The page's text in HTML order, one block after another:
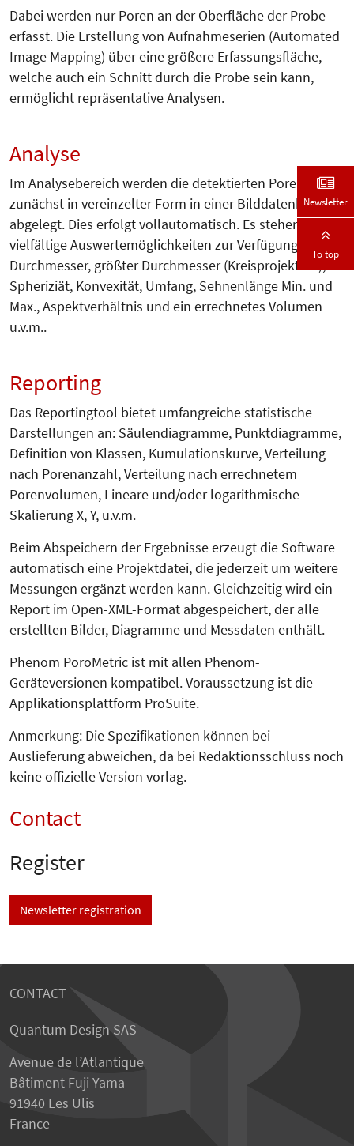
Dabei werden nur Poren an der Oberfläche der Probe
erfasst. Die Erstellung von Aufnahmeserien (Automated
Image Mapping) über eine größere Erfassungsfläche,
welche auch ein Schnitt durch die Probe sein kann,
ermöglicht repräsentative Analysen.
Analyse
Im Analysebereich werden die detektierten Poren
zunächst in vereinzelter Form in einer Bilddatenbank
abgelegt. Dies erfolgt vollautomatisch. Es stehen
vielfältige Auswertemöglichkeiten zur Verfügung:
Durchmesser, größter Durchmesser (Kreisprojektion),
Spheriziät, Konvexität, Umfang, Sehnenlänge Min. und
Max., Aspektverhältnis und ein errechnetes Volumen
u.v.m..
Reporting
Das Reportingtool bietet umfangreiche statistische
Darstellungen an: Säulendiagramme, Punktdiagramme,
Definition von Klassen, Kumulationskurve, Verteilung
nach Porenanzahl, Verteilung nach errechnetem
Porenvolumen, Lineare und/oder logarithmische
Skalierung X, Y, u.v.m.
Beim Abspeichern der Ergebnisse erzeugt die Software
automatisch eine Projektdatei, die jederzeit um weitere
Messungen ergänzt werden kann. Gleichzeitig wird ein
Report im Open-XML-Format abgespeichert, der alle
erstellten Bilder, Diagramme und Messdaten enthält.
Phenom PoroMetric ist mit allen Phenom-
Geräteversionen kompatibel. Voraussetzung ist die
Applikationsplattform ProSuite.
Anmerkung: Die Spezifikationen können bei
Auslieferung abweichen, da bei Redaktionsschluss noch
keine offizielle Version vorlag.
Contact
Register
Newsletter registration
CONTACT
Quantum Design SAS
Avenue de l’Atlantique
Bâtiment Fuji Yama
91940 Les Ulis
France
Newsletter
To top